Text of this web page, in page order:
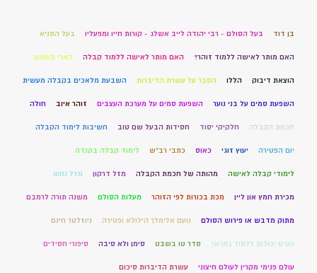
בן דוד בעל הסולם - רבי יהודה לייב אשלג - קורות חייו ומפעליו בעל התניא
האם מותר לאישה ללמוד זוהר? האם מותר לאישה ללמוד קבלה הארי תשמט
הוצאת דיבוק הללו הסבר על עשרת הדיברות השבעת מלאכים בקבלה מעשית
השפעת סמים על בני נוער השפעת סמים על מערכת העצבים זוהר איוב חולה
חכמת הקבלה חלקיקי יסוד חסידות הבעל שם טוב חשיבות לימוד הקבלה
יום הפטירה יעוץ זוגי כאוס כתבי רב"ש לימוד קבלה בקנדה
לימודי קבלה לאישה מהותה של חכמת הקבלה מזל דרקון מזל נחש
מכירת חמץ און ליין מכת בכורות לפי הזוהר מעלות הסולם משנה תורה לרמבם
מתוק מדבש או פירוש הסולם נועם אלימלך הילולא ופטירה ניוזלטר חינם
נשים יכולות ללמוד גמרא? סדר טו בשבט סימן ולא סיבה סיפורי חסידים
עולם פנימי מקרין לעולם חיצוני עשרת הדיברות סיכום